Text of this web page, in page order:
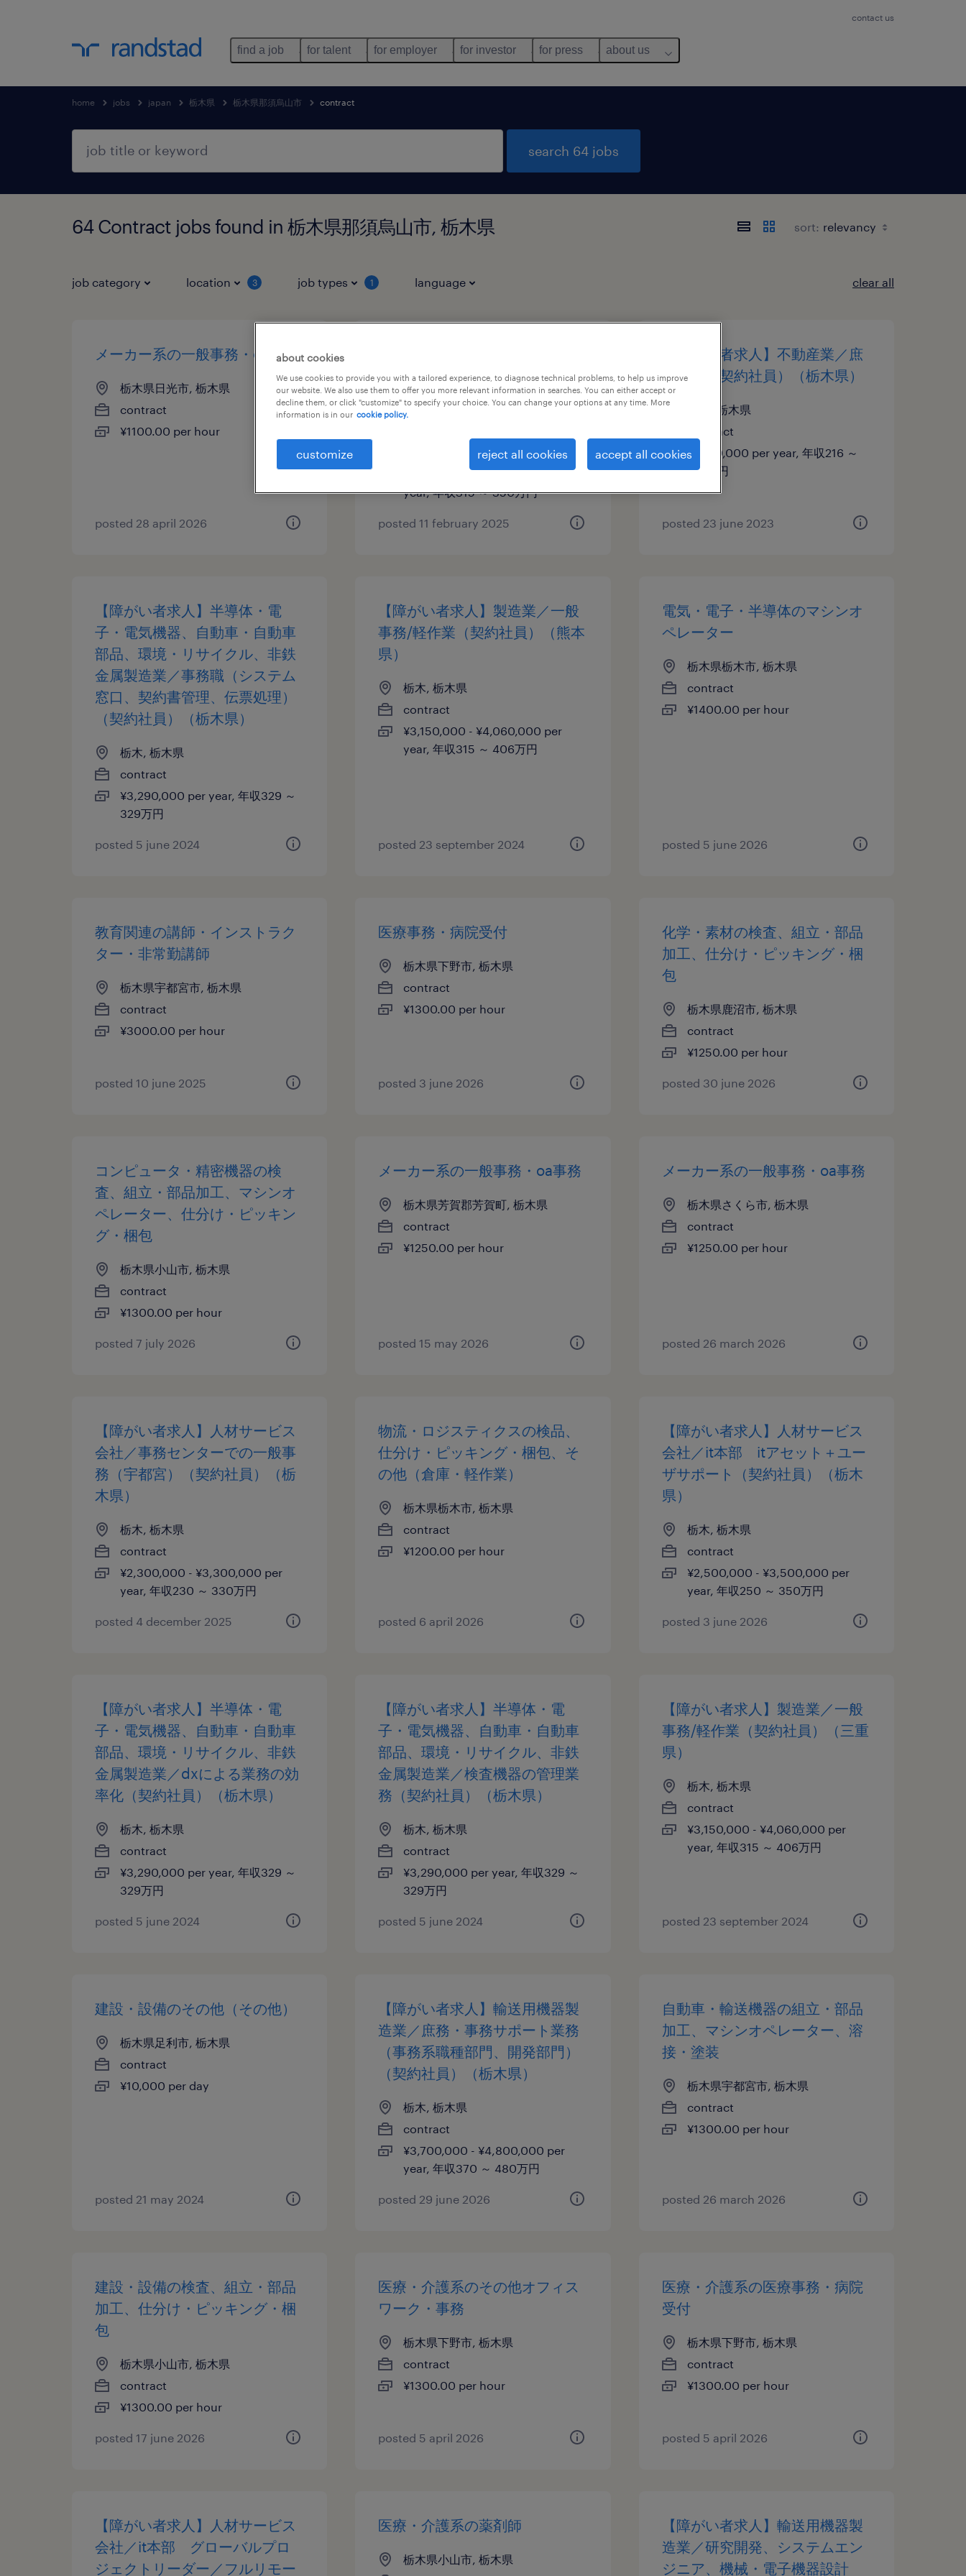
contact us
find a job for talent for employer for investor for press about us
home jobs japan 栃木県 栃木県那須烏山市 contract
search 64 jobs
64 Contract jobs found in 栃木県那須烏山市, 栃木県 sort:
job category location 3 job types 1 language clear all
メーカー系の一般事務・oa事務
栃木県日光市, 栃木県
contract
¥1100.00 per hour
posted 28 april 2026
社／ワインショップスタッフ
（契約社員）（栃木県）
¥3,150,000 - ¥3,500,000 per
year, 年収315 ～ 350万円
posted 11 february 2025
【障がい者求人】不動産業／庶
務業務（契約社員）（栃木県）
栃木, 栃木県
contract
¥2,160,000 per year, 年収216 ～
216万円
posted 23 june 2023
【障がい者求人】半導体・電
子・電気機器、自動車・自動車
部品、環境・リサイクル、非鉄
金属製造業／事務職（システム
窓口、契約書管理、伝票処理）
（契約社員）（栃木県）
栃木, 栃木県
contract
¥3,290,000 per year, 年収329 ～
329万円
posted 5 june 2024
【障がい者求人】製造業／一般
事務/軽作業（契約社員）（熊本
県）
栃木, 栃木県
contract
¥3,150,000 - ¥4,060,000 per
year, 年収315 ～ 406万円
posted 23 september 2024
電気・電子・半導体のマシンオ
ペレーター
栃木県栃木市, 栃木県
contract
¥1400.00 per hour
posted 5 june 2026
教育関連の講師・インストラク
ター・非常勤講師
栃木県宇都宮市, 栃木県
contract
¥3000.00 per hour
posted 10 june 2025
医療事務・病院受付
栃木県下野市, 栃木県
contract
¥1300.00 per hour
posted 3 june 2026
化学・素材の検査、組立・部品
加工、仕分け・ピッキング・梱
包
栃木県鹿沼市, 栃木県
contract
¥1250.00 per hour
posted 30 june 2026
コンピュータ・精密機器の検
査、組立・部品加工、マシンオ
ペレーター、仕分け・ピッキン
グ・梱包
栃木県小山市, 栃木県
contract
¥1300.00 per hour
posted 7 july 2026
メーカー系の一般事務・oa事務
栃木県芳賀郡芳賀町, 栃木県
contract
¥1250.00 per hour
posted 15 may 2026
メーカー系の一般事務・oa事務
栃木県さくら市, 栃木県
contract
¥1250.00 per hour
posted 26 march 2026
【障がい者求人】人材サービス
会社／事務センターでの一般事
務（宇都宮）（契約社員）（栃
木県）
栃木, 栃木県
contract
¥2,300,000 - ¥3,300,000 per
year, 年収230 ～ 330万円
posted 4 december 2025
物流・ロジスティクスの検品、
仕分け・ピッキング・梱包、そ
の他（倉庫・軽作業）
栃木県栃木市, 栃木県
contract
¥1200.00 per hour
posted 6 april 2026
【障がい者求人】人材サービス
会社／it本部 itアセット＋ユー
ザサポート（契約社員）（栃木
県）
栃木, 栃木県
contract
¥2,500,000 - ¥3,500,000 per
year, 年収250 ～ 350万円
posted 3 june 2026
【障がい者求人】半導体・電
子・電気機器、自動車・自動車
部品、環境・リサイクル、非鉄
金属製造業／dxによる業務の効
率化（契約社員）（栃木県）
栃木, 栃木県
contract
¥3,290,000 per year, 年収329 ～
329万円
posted 5 june 2024
【障がい者求人】半導体・電
子・電気機器、自動車・自動車
部品、環境・リサイクル、非鉄
金属製造業／検査機器の管理業
務（契約社員）（栃木県）
栃木, 栃木県
contract
¥3,290,000 per year, 年収329 ～
329万円
posted 5 june 2024
【障がい者求人】製造業／一般
事務/軽作業（契約社員）（三重
県）
栃木, 栃木県
contract
¥3,150,000 - ¥4,060,000 per
year, 年収315 ～ 406万円
posted 23 september 2024
建設・設備のその他（その他）
栃木県足利市, 栃木県
contract
¥10,000 per day
posted 21 may 2024
【障がい者求人】輸送用機器製
造業／庶務・事務サポート業務
（事務系職種部門、開発部門）
（契約社員）（栃木県）
栃木, 栃木県
contract
¥3,700,000 - ¥4,800,000 per
year, 年収370 ～ 480万円
posted 29 june 2026
自動車・輸送機器の組立・部品
加工、マシンオペレーター、溶
接・塗装
栃木県宇都宮市, 栃木県
contract
¥1300.00 per hour
posted 26 march 2026
建設・設備の検査、組立・部品
加工、仕分け・ピッキング・梱
包
栃木県小山市, 栃木県
contract
¥1300.00 per hour
posted 17 june 2026
医療・介護系のその他オフィス
ワーク・事務
栃木県下野市, 栃木県
contract
¥1300.00 per hour
posted 5 april 2026
医療・介護系の医療事務・病院
受付
栃木県下野市, 栃木県
contract
¥1300.00 per hour
posted 5 april 2026
【障がい者求人】人材サービス
会社／it本部 グローバルプロ
ジェクトリーダー／フルリモー
医療・介護系の薬剤師
栃木県小山市, 栃木県
【障がい者求人】輸送用機器製
造業／研究開発、システムエン
ジニア、機械・電子機器設計
about cookies
We use cookies to provide you with a tailored experience, to diagnose technical problems, to help us improve
our website. We also use them to offer you more relevant information in searches. You can either accept or
decline them, or click "customize" to specify your choice. You can change your options at any time. More
information is in our cookie policy.
customize reject all cookies accept all cookies